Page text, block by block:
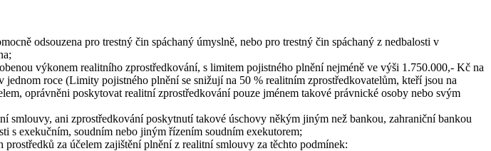
odsouzena pro trestný čin spáchaný úmyslně, nebo pro trestný čin spáchaný z nedbalosti v
výkonem realitního zprostředkování, s limitem pojistného plnění nejméně ve výši 1.750.000,- Kč na
roce (Limity pojistného plnění se snižují na 50 % realitním zprostředkovatelům, kteří jsou na
oprávněni poskytovat realitní zprostředkování pouze jménem takové právnické osoby nebo svým
smlouvy, ani zprostředkování poskytnutí takové úschovy někým jiným než bankou, zahraniční bankou
s exekučním, soudním nebo jiným řízením soudním exekutorem;
za účelem zajištění plnění z realitní smlouvy za těchto podmínek: